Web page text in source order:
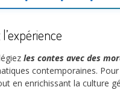
les contes avec des
contemporaines.
en enrichissant la culture